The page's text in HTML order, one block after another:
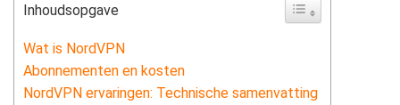
Inhoudsopgave
Wat is NordVPN
Abonnementen en kosten
NordVPN ervaringen: Technische samenvatting